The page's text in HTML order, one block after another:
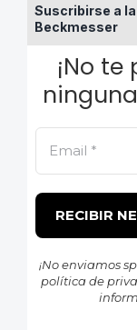
Suscribirse a
Beckmesser
¡No te
¡No enviamos
política de